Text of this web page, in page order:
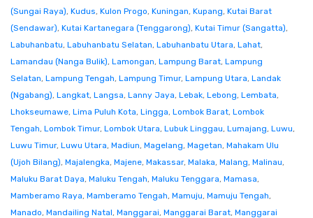
(Sungai Raya), Kudus, Kulon Progo, Kuningan, Kupang, Kutai Barat
(Sendawar), Kutai Kartanegara (Tenggarong), Kutai Timur (Sangatta),
Labuhanbatu, Labuhanbatu Selatan, Labuhanbatu Utara, Lahat,
Lamandau (Nanga Bulik), Lamongan, Lampung Barat, Lampung
Selatan, Lampung Tengah, Lampung Timur, Lampung Utara, Landak
(Ngabang), Langkat, Langsa, Lanny Jaya, Lebak, Lebong, Lembata,
Lhokseumawe, Lima Puluh Kota, Lingga, Lombok Barat, Lombok
Tengah, Lombok Timur, Lombok Utara, Lubuk Linggau, Lumajang, Luwu,
Luwu Timur, Luwu Utara, Madiun, Magelang, Magetan, Mahakam Ulu
(Ujoh Bilang), Majalengka, Majene, Makassar, Malaka, Malang, Malinau,
Maluku Barat Daya, Maluku Tengah, Maluku Tenggara, Mamasa,
Mamberamo Raya, Mamberamo Tengah, Mamuju, Mamuju Tengah,
Manado, Mandailing Natal, Manggarai, Manggarai Barat, Manggarai